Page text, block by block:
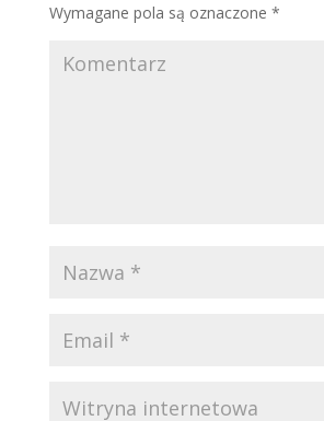
Wymagane pola są oznaczone *